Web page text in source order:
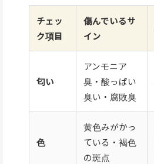
チェッ
ク項目
傷んでいるサ
イン
匂い
アンモニア
臭・酸っぱい
臭い・腐敗臭
色
黄色みがかっ
ている・褐色
の斑点